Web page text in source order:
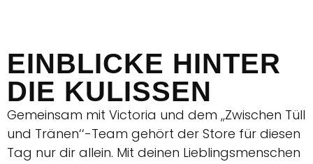
EINBLICKE HINTER
DIE KULISSEN
Gemeinsam mit Victoria und dem ,,Zwischen Tüll
und Tränen‘‘-Team gehört der Store für diesen
Tag nur dir allein. Mit deinen Lieblingsmenschen